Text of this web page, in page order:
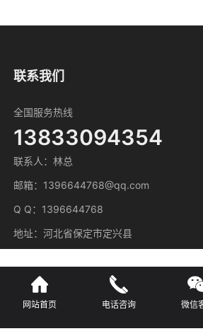
网站首页 电话咨询 微信
联系我们
全国服务热线
13833094354
联系人：林总
邮箱：1396644768@qq.com
Q Q：1396644768
地址：河北省保定市定兴县
主营区域 广东 河北 湖南